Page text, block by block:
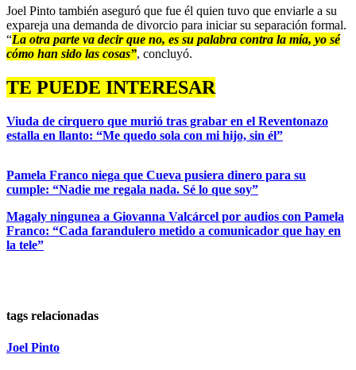
Joel Pinto también aseguró que fue él quien tuvo que enviarle a su
expareja una demanda de divorcio para iniciar su separación formal.
“La otra parte va decir que no, es su palabra contra la mía, yo sé
cómo han sido las cosas”, concluyó.
TE PUEDE INTERESAR
Viuda de cirquero que murió tras grabar en el Reventonazo
estalla en llanto: “Me quedo sola con mi hijo, sin él”
Pamela Franco niega que Cueva pusiera dinero para su
cumple: “Nadie me regala nada. Sé lo que soy”
Magaly ningunea a Giovanna Valcárcel por audios con Pamela
Franco: “Cada farandulero metido a comunicador que hay en
la tele”
tags relacionadas
Joel Pinto